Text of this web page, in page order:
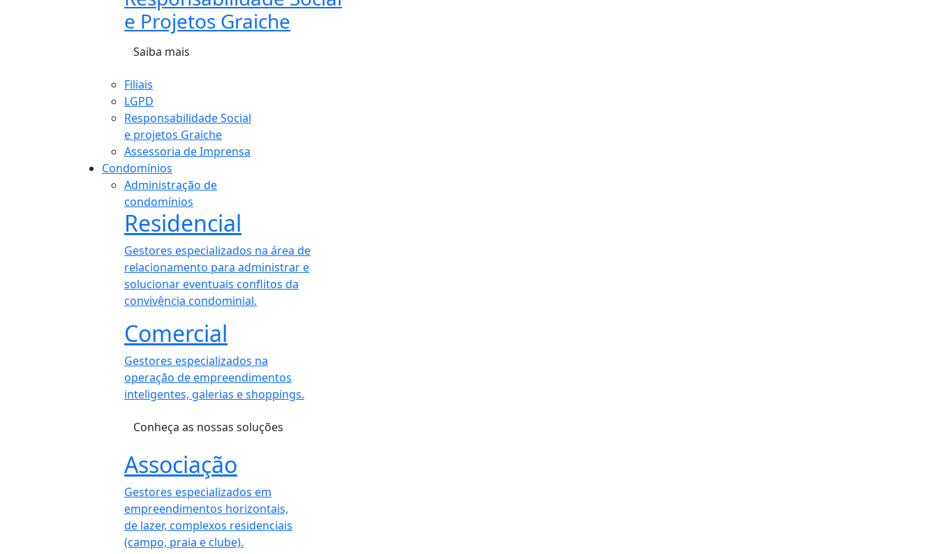
e Projetos Graiche
Saiba mais
Filiais
LGPD
Responsabilidade Social
e projetos Graiche
Assessoria de Imprensa
Condomínios
Administração de
condomínios
Residencial
Gestores especializados na área de
relacionamento para administrar e
solucionar eventuais conflitos da
convivência condominial.
Comercial
Gestores especializados na
operação de empreendimentos
inteligentes, galerias e shoppings.
Conheça as nossas soluções
Associação
Gestores especializados em
empreendimentos horizontais,
de lazer, complexos residenciais
(campo, praia e clube).